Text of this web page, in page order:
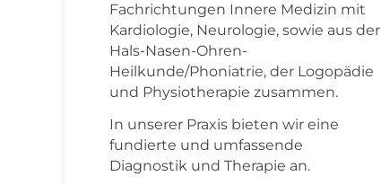
Fachrichtungen Innere Medizin mit
Kardiologie, Neurologie, sowie aus der
Hals-Nasen-Ohren-
Heilkunde/Phoniatrie, der Logopädie
und Physiotherapie zusammen.
In unserer Praxis bieten wir eine
fundierte und umfassende
Diagnostik und Therapie an.